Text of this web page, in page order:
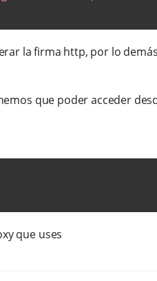
la firma http, por lo
que poder acceder
que uses